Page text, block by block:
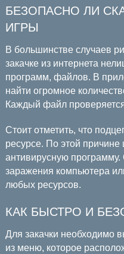
БЕЗОПАСНО ЛИ
ИГРЫ
В большинстве случаев
закачке из интернета
программ, файлов. В
найти огромное
Каждый файл
Стоит отметить, что
ресурсе. По этой причине
антивирусную
заражения компьютера
любых ресурсов.
КАК БЫСТРО И
Для закачки необходимо
из меню, которое